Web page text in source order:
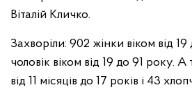
Віталій Кличко.
Захворіли: 902 жінки віком від 19
чоловік віком від 19 до 91 року.
від 11 місяців до 17 років і 43